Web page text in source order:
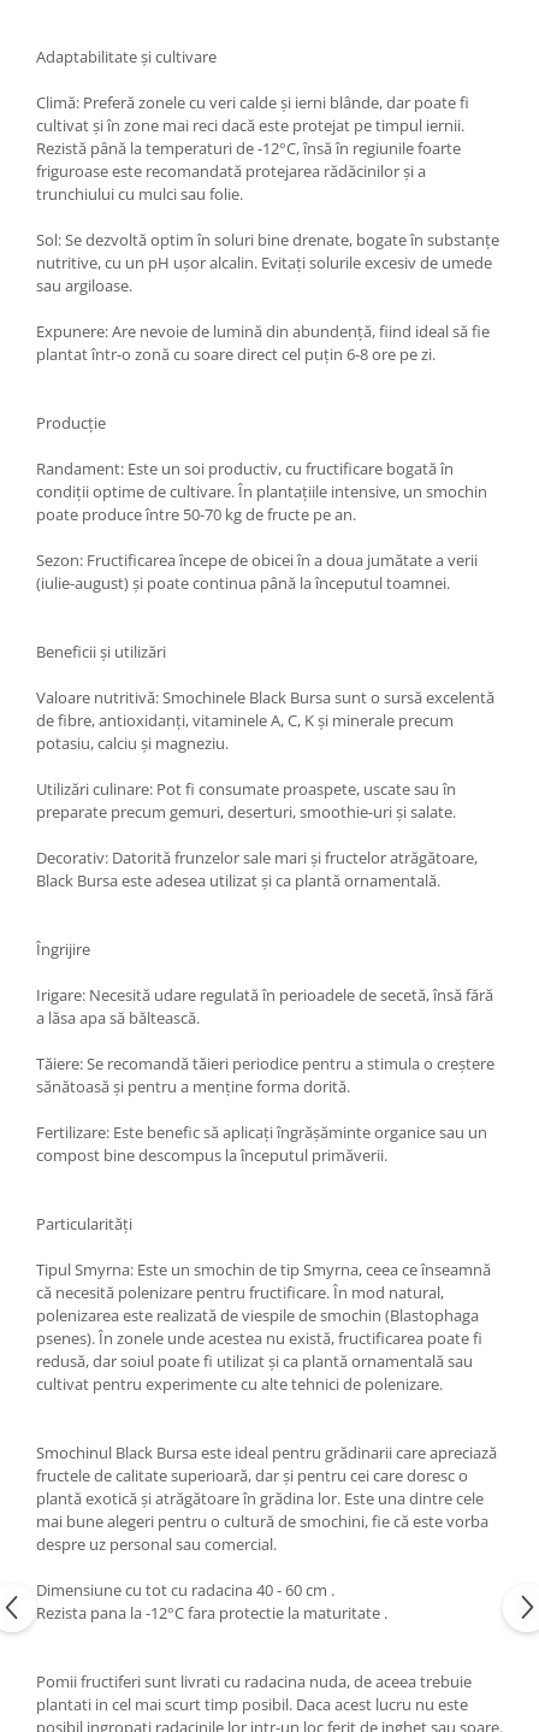
Adaptabilitate și cultivare
Climă: Preferă zonele cu veri calde și ierni blânde, dar poate fi
cultivat și în zone mai reci dacă este protejat pe timpul iernii.
Rezistă până la temperaturi de -12°C, însă în regiunile foarte
friguroase este recomandată protejarea rădăcinilor și a
trunchiului cu mulci sau folie.
Sol: Se dezvoltă optim în soluri bine drenate, bogate în substanțe
nutritive, cu un pH ușor alcalin. Evitați solurile excesiv de umede
sau argiloase.
Expunere: Are nevoie de lumină din abundență, fiind ideal să fie
plantat într-o zonă cu soare direct cel puțin 6-8 ore pe zi.
Producție
Randament: Este un soi productiv, cu fructificare bogată în
condiții optime de cultivare. În plantațiile intensive, un smochin
poate produce între 50-70 kg de fructe pe an.
Sezon: Fructificarea începe de obicei în a doua jumătate a verii
(iulie-august) și poate continua până la începutul toamnei.
Beneficii și utilizări
Valoare nutritivă: Smochinele Black Bursa sunt o sursă excelentă
de fibre, antioxidanți, vitaminele A, C, K și minerale precum
potasiu, calciu și magneziu.
Utilizări culinare: Pot fi consumate proaspete, uscate sau în
preparate precum gemuri, deserturi, smoothie-uri și salate.
Decorativ: Datorită frunzelor sale mari și fructelor atrăgătoare,
Black Bursa este adesea utilizat și ca plantă ornamentală.
Îngrijire
Irigare: Necesită udare regulată în perioadele de secetă, însă fără
a lăsa apa să băltească.
Tăiere: Se recomandă tăieri periodice pentru a stimula o creștere
sănătoasă și pentru a menține forma dorită.
Fertilizare: Este benefic să aplicați îngrășăminte organice sau un
compost bine descompus la începutul primăverii.
Particularități
Tipul Smyrna: Este un smochin de tip Smyrna, ceea ce înseamnă
că necesită polenizare pentru fructificare. În mod natural,
polenizarea este realizată de viespile de smochin (Blastophaga
psenes). În zonele unde acestea nu există, fructificarea poate fi
redusă, dar soiul poate fi utilizat și ca plantă ornamentală sau
cultivat pentru experimente cu alte tehnici de polenizare.
Smochinul Black Bursa este ideal pentru grădinarii care apreciază
fructele de calitate superioară, dar și pentru cei care doresc o
plantă exotică și atrăgătoare în grădina lor. Este una dintre cele
mai bune alegeri pentru o cultură de smochini, fie că este vorba
despre uz personal sau comercial.
Dimensiune cu tot cu radacina 40 - 60 cm .
Rezista pana la -12°С fara protectie la maturitate .
Pomii fructiferi sunt livrati cu radacina nuda, de aceea trebuie
plantati in cel mai scurt timp posibil. Daca acest lucru nu este
posibil ingropati radacinile lor intr-un loc ferit de inghet sau soare.